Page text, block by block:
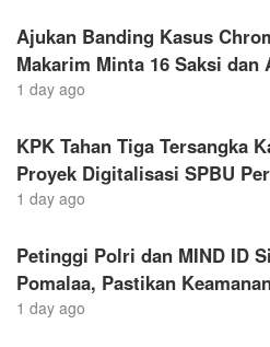
Ajukan Banding Kasus
Makarim Minta 16 Saksi
1 day ago
KPK Tahan Tiga Tersangka
Proyek Digitalisasi SPBU
1 day ago
Petinggi Polri dan MIND ID
Pomalaa, Pastikan
1 day ago